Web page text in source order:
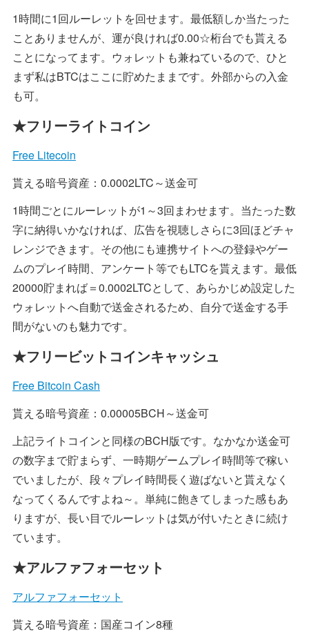
1時間に1回ルーレットを回せます。最低額しか当たった
ことありませんが、運が良ければ0.00☆桁台でも貰える
ことになってます。ウォレットも兼ねているので、ひと
まず私はBTCはここに貯めたままです。外部からの入金
も可。
★フリーライトコイン
Free Litecoin
貰える暗号資産：0.0002LTC～送金可
1時間ごとにルーレットが1～3回まわせます。当たった数
字に納得いかなければ、広告を視聴しさらに3回ほどチャ
レンジできます。その他にも連携サイトへの登録やゲー
ムのプレイ時間、アンケート等でもLTCを貰えます。最低
20000貯まれば＝0.0002LTCとして、あらかじめ設定した
ウォレットへ自動で送金されるため、自分で送金する手
間がないのも魅力です。
★フリービットコインキャッシュ
Free Bitcoin Cash
貰える暗号資産：0.00005BCH～送金可
上記ライトコインと同様のBCH版です。なかなか送金可
の数字まで貯まらず、一時期ゲームプレイ時間等で稼い
でいましたが、段々プレイ時間長く遊ばないと貰えなく
なってくるんですよね～。単純に飽きてしまった感もあ
りますが、長い目でルーレットは気が付いたときに続け
ています。
★アルファフォーセット
アルファフォーセット
貰える暗号資産：国産コイン8種